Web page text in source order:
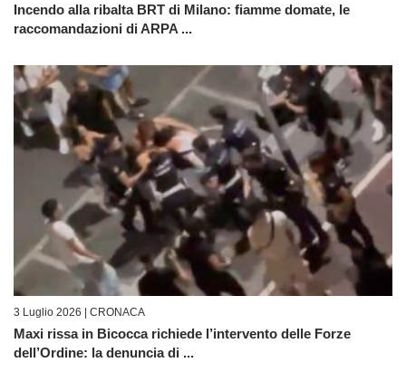
Incendo alla ribalta BRT di Milano: fiamme domate, le
raccomandazioni di ARPA ...
3 Luglio 2026 | CRONACA
Maxi rissa in Bicocca richiede l’intervento delle Forze
dell’Ordine: la denuncia di ...